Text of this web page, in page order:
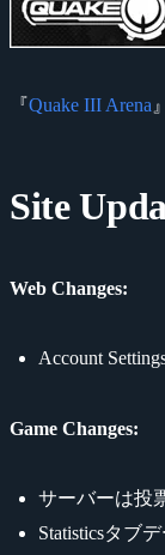
『Quake III Arena
Site
Web Changes:
Account
Game Changes:
サーバーは投
Statisticsタブ